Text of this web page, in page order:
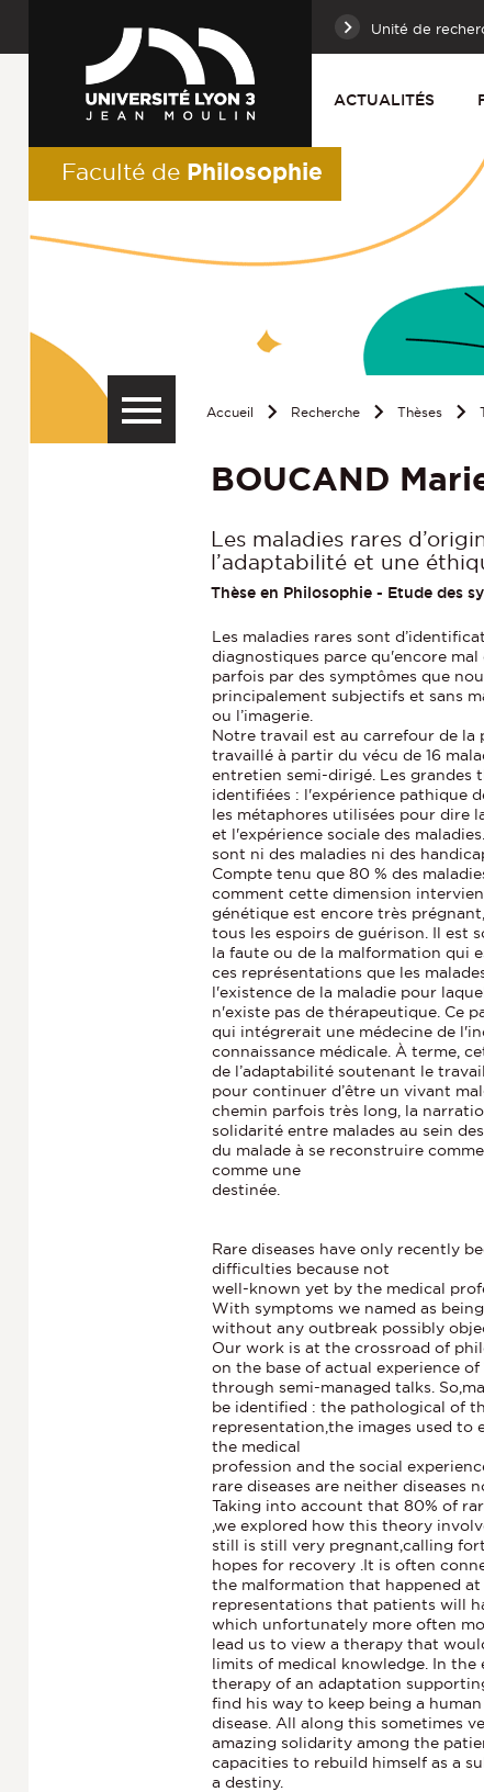
Unité de
ACTUALITÉS
Faculté de Philosophie
Accueil Recherche Thèses
BOUCAND
Les maladies rares
l’adaptabilité et une
Thèse en Philosophie - Etude des
Les maladies rares sont
diagnostiques parce qu'encore
parfois par des symptômes que
principalement subjectifs et sans
ou l’imagerie.
Notre travail est au carrefour de la
travaillé à partir du vécu de 16
entretien semi-dirigé. Les grandes
identifiées : l'expérience pathique
les métaphores utilisées pour dire
et l'expérience sociale des
sont ni des maladies ni des
Compte tenu que 80 % des
comment cette dimension
génétique est encore très
tous les espoirs de guérison. Il est
la faute ou de la malformation qui
ces représentations que les
l'existence de la maladie pour
n'existe pas de thérapeutique. Ce
qui intégrerait une médecine de
connaissance médicale. À terme,
de l’adaptabilité soutenant le
pour continuer d’être un vivant
chemin parfois très long, la
solidarité entre malades au sein
du malade à se reconstruire
comme une
destinée.
Rare diseases have only recently
difficulties because not
well-known yet by the medical
With symptoms we named as
without any outbreak possibly
Our work is at the crossroad of
on the base of actual experience
through semi-managed talks.
be identified : the pathological of
representation,the images used to
the medical
profession and the social
rare diseases are neither diseases
Taking into account that 80% of
,we explored how this theory
still is still very pregnant,calling
hopes for recovery .It is often
the malformation that happened
representations that patients will
which unfortunately more often
lead us to view a therapy that
limits of medical knowledge. In
therapy of an adaptation
find his way to keep being a
disease. All along this sometimes
amazing solidarity among the
capacities to rebuild himself as a
a destiny.